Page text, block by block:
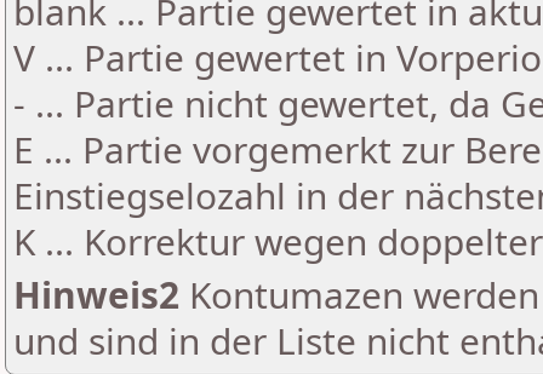
blank ... Partie gewertet in
V ... Partie gewertet in
- ... Partie nicht gewertet, da
E ... Partie vorgemerkt zur
Einstiegselozahl in der
K ... Korrektur wegen
Hinweis2 Kontumazen
und sind in der Liste nicht